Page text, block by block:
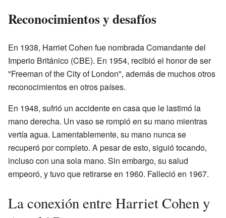
Reconocimientos y desafíos
En 1938, Harriet Cohen fue nombrada Comandante del
Imperio Británico (CBE). En 1954, recibió el honor de ser
"Freeman of the City of London", además de muchos otros
reconocimientos en otros países.
En 1948, sufrió un accidente en casa que le lastimó la
mano derecha. Un vaso se rompió en su mano mientras
vertía agua. Lamentablemente, su mano nunca se
recuperó por completo. A pesar de esto, siguió tocando,
incluso con una sola mano. Sin embargo, su salud
empeoró, y tuvo que retirarse en 1960. Falleció en 1967.
La conexión entre Harriet Cohen y